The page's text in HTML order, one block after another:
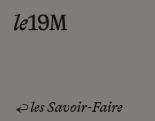
les Savoir-Faire